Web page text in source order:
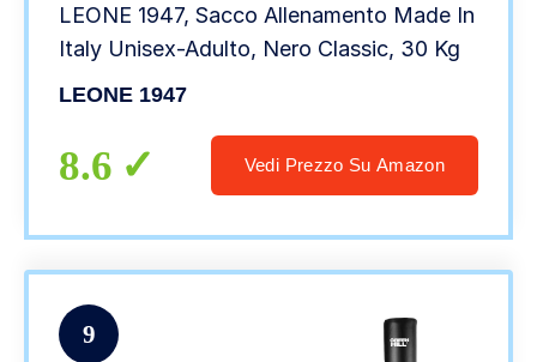
LEONE 1947, Sacco Allenamento Made In
Italy Unisex-Adulto, Nero Classic, 30 Kg
LEONE 1947
8.6 Vedi Prezzo Su Amazon
9